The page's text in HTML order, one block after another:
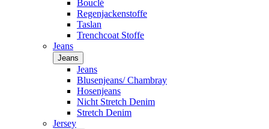
Bouclé
Regenjackenstoffe
Taslan
Trenchcoat Stoffe
Jeans
Jeans
Jeans
Blusenjeans/ Chambray
Hosenjeans
Nicht Stretch Denim
Stretch Denim
Jersey